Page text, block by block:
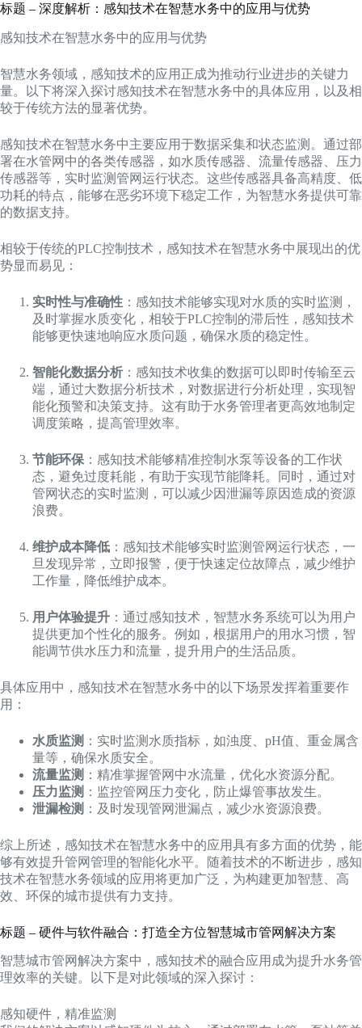
标题 – 深度解析：感知技术在智慧水务中的应用与优势
感知技术在智慧水务中的应用与优势
智慧水务领域，感知技术的应用正成为推动行业进步的关键力
量。以下将深入探讨感知技术在智慧水务中的具体应用，以及相
较于传统方法的显著优势。
感知技术在智慧水务中主要应用于数据采集和状态监测。通过部
署在水管网中的各类传感器，如水质传感器、流量传感器、压力
传感器等，实时监测管网运行状态。这些传感器具备高精度、低
功耗的特点，能够在恶劣环境下稳定工作，为智慧水务提供可靠
的数据支持。
相较于传统的PLC控制技术，感知技术在智慧水务中展现出的优
势显而易见：
实时性与准确性 ：感知技术能够实现对水质的实时监测，
及时掌握水质变化，相较于PLC控制的滞后性，感知技术
能够更快速地响应水质问题，确保水质的稳定性。
智能化数据分析 ：感知技术收集的数据可以即时传输至云
端，通过大数据分析技术，对数据进行分析处理，实现智
能化预警和决策支持。这有助于水务管理者更高效地制定
调度策略，提高管理效率。
节能环保 ：感知技术能够精准控制水泵等设备的工作状
态，避免过度耗能，有助于实现节能降耗。同时，通过对
管网状态的实时监测，可以减少因泄漏等原因造成的资源
浪费。
维护成本降低 ：感知技术能够实时监测管网运行状态，一
旦发现异常，立即报警，便于快速定位故障点，减少维护
工作量，降低维护成本。
用户体验提升 ：通过感知技术，智慧水务系统可以为用户
提供更加个性化的服务。例如，根据用户的用水习惯，智
能调节供水压力和流量，提升用户的生活品质。
具体应用中，感知技术在智慧水务中的以下场景发挥着重要作
用：
水质监测 ：实时监测水质指标，如浊度、pH值、重金属含
量等，确保水质安全。
流量监测 ：精准掌握管网中水流量，优化水资源分配。
压力监测 ：监控管网压力变化，防止爆管事故发生。
泄漏检测 ：及时发现管网泄漏点，减少水资源浪费。
综上所述，感知技术在智慧水务中的应用具有多方面的优势，能
够有效提升管网管理的智能化水平。随着技术的不断进步，感知
技术在智慧水务领域的应用将更加广泛，为构建更加智慧、高
效、环保的城市提供有力支持。
标题 – 硬件与软件融合：打造全方位智慧城市管网解决方案
智慧城市管网解决方案中，感知技术的融合应用成为提升水务管
理效率的关键。以下是对此领域的深入探讨：
感知硬件，精准监测